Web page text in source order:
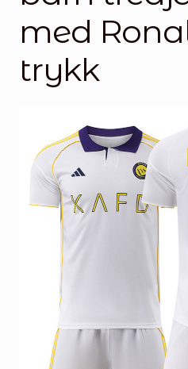
Kontakt oss
med
trykk